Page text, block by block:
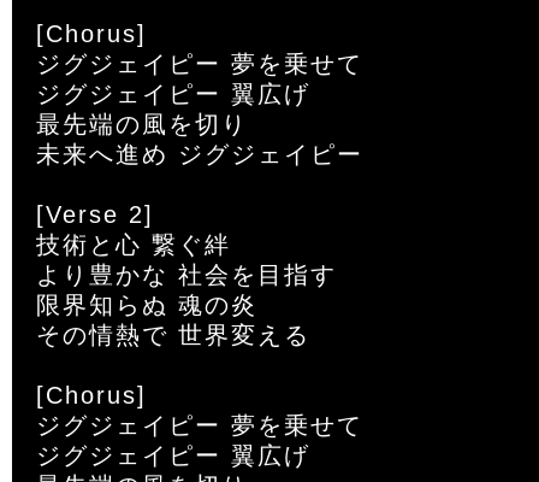
[Chorus]
ジグジェイピー 夢を乗せて
ジグジェイピー 翼広げ
最先端の風を切り
未来へ進め ジグジェイピー
[Verse 2]
技術と心 繋ぐ絆
より豊かな 社会を目指す
限界知らぬ 魂の炎
その情熱で 世界変える
[Chorus]
ジグジェイピー 夢を乗せて
ジグジェイピー 翼広げ